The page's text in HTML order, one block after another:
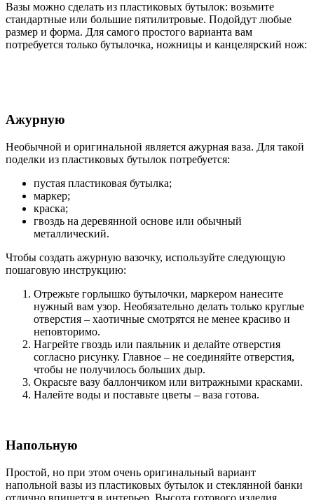
Вазы можно сделать из пластиковых бутылок: возьмите
стандартные или большие пятилитровые. Подойдут любые
размер и форма. Для самого простого варианта вам
потребуется только бутылочка, ножницы и канцелярский нож:
Ажурную
Необычной и оригинальной является ажурная ваза. Для такой
поделки из пластиковых бутылок потребуется:
пустая пластиковая бутылка;
маркер;
краска;
гвоздь на деревянной основе или обычный
металлический.
Чтобы создать ажурную вазочку, используйте следующую
пошаговую инструкцию:
Отрежьте горлышко бутылочки, маркером нанесите
нужный вам узор. Необязательно делать только круглые
отверстия – хаотичные смотрятся не менее красиво и
неповторимо.
Нагрейте гвоздь или паяльник и делайте отверстия
согласно рисунку. Главное – не соединяйте отверстия,
чтобы не получилось больших дыр.
Окрасьте вазу баллончиком или витражными красками.
Налейте воды и поставьте цветы – ваза готова.
Напольную
Простой, но при этом очень оригинальный вариант
напольной вазы из пластиковых бутылок и стеклянной банки
отлично впишется в интерьер. Высота готового изделия